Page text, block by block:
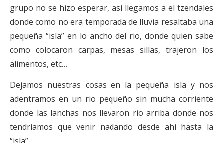
grupo no se hizo esperar, así llegamos a el tzendales
donde como no era temporada de lluvia resaltaba una
pequeña “isla” en lo ancho del rio, donde quien sabe
como colocaron carpas, mesas sillas, trajeron los
alimentos, etc…
Dejamos nuestras cosas en la pequeña isla y nos
adentramos en un rio pequeño sin mucha corriente
donde las lanchas nos llevaron rio arriba donde nos
tendríamos que venir nadando desde ahí hasta la
“isla”.